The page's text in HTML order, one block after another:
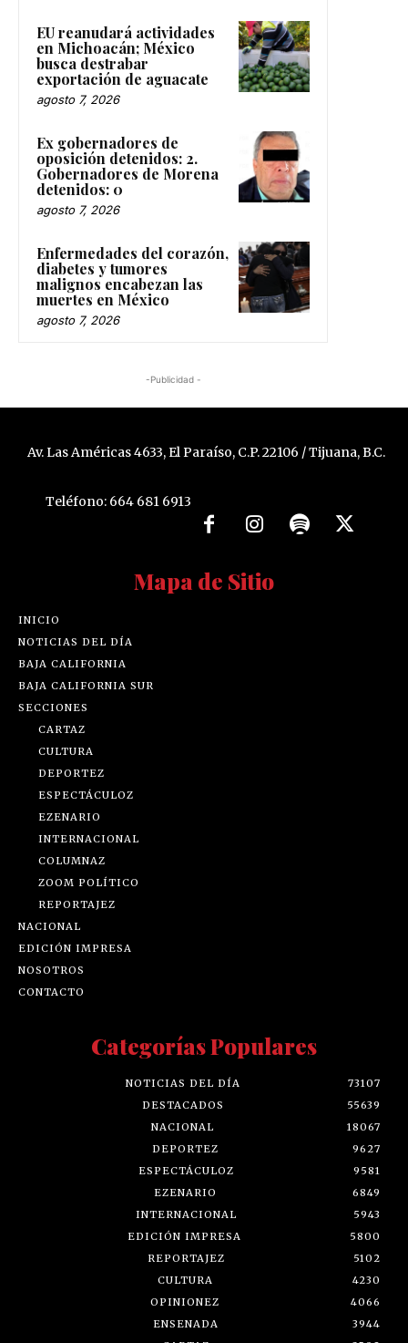
EU reanudará actividades
en Michoacán; México
busca destrabar
exportación de aguacate
agosto 7, 2026
Ex gobernadores de
oposición detenidos: 2.
Gobernadores de Morena
detenidos: 0
agosto 7, 2026
Enfermedades del corazón,
diabetes y tumores
malignos encabezan las
muertes en México
agosto 7, 2026
-Publicidad -
Av. Las Américas 4633, El Paraíso, C.P. 22106 / Tijuana, B.C.
Teléfono: 664 681 6913
Mapa de Sitio
INICIO
NOTICIAS DEL DÍA
BAJA CALIFORNIA
BAJA CALIFORNIA SUR
SECCIONES
CARTAZ
CULTURA
DEPORTEZ
ESPECTÁCULOZ
EZENARIO
INTERNACIONAL
COLUMNAZ
ZOOM POLÍTICO
REPORTAJEZ
NACIONAL
EDICIÓN IMPRESA
NOSOTROS
CONTACTO
Categorías Populares
NOTICIAS DEL DÍA
73107
DESTACADOS
55639
NACIONAL
18067
DEPORTEZ
9627
ESPECTÁCULOZ
9581
EZENARIO
6849
INTERNACIONAL
5943
EDICIÓN IMPRESA
5800
REPORTAJEZ
5102
CULTURA
4230
OPINIONEZ
4066
ENSENADA
3944